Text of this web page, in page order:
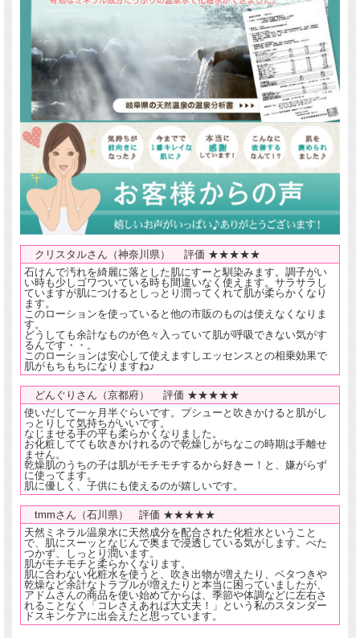
クリスタルさん（神奈川県） 評価 ★★★★★
石けんで汚れを綺麗に落とした肌にすーと馴染みます。調子がい
い時も少しゴワついている時も間違いなく使えます。サラサラし
ていますが肌につけるとしっとり潤ってくれて肌が柔らかくなり
ます。
このローションを使っていると他の市販のものは使えなくなりま
す。
どうしても余計なものが色々入っていて肌が呼吸できない気がす
るんです・・。
このローションは安心して使えますしエッセンスとの相乗効果で
肌がもちもちになりますね♪
どんぐりさん（京都府） 評価 ★★★★★
使いだして一ヶ月半ぐらいです。プシューと吹きかけると肌がし
っとりして気持ちがいいです。
なじませる手の平も柔らかくなりました。
お化粧してても吹きかけれるので乾燥しがちなこの時期は手離せ
ません。
乾燥肌のうちの子は肌がモチモチするから好きー！と、嫌がらず
に使ってます。
肌に優しく、子供にも使えるのが嬉しいです。
tmmさん（石川県） 評価 ★★★★★
天然ミネラル温泉水に天然成分を配合された化粧水ということ
で、肌にスーッとなじんで奥まで浸透している気がします。べた
つかず、しっとり潤います。
肌がモチモチと柔らかくなります。
肌に合わない化粧水を使うと、吹き出物が増えたり、ベタつきや
乾燥など余計なトラブルが増えたりと本当に困っていましたが、
アドムさんの商品を使い始めてからは、季節や体調などに左右さ
れることなく「コレさえあれば大丈夫！」という私のスタンダー
ドスキンケアに出会えたと思っています。